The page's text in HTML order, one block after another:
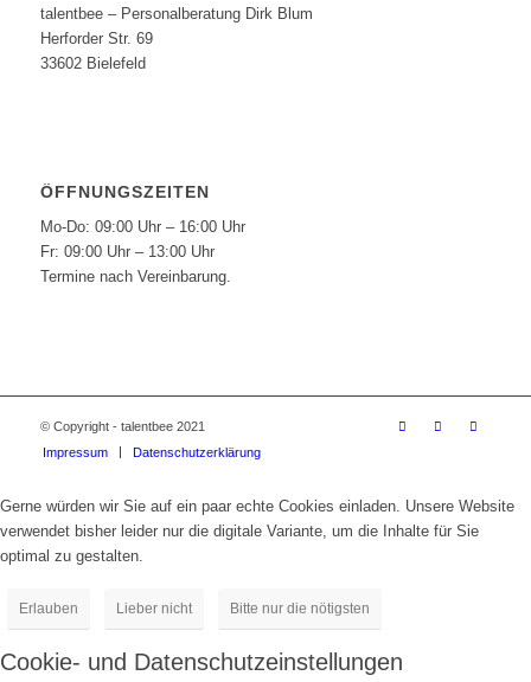
talentbee – Personalberatung Dirk Blum
Herforder Str. 69
33602 Bielefeld
ÖFFNUNGSZEITEN
Mo-Do: 09:00 Uhr – 16:00 Uhr
Fr: 09:00 Uhr – 13:00 Uhr
Termine nach Vereinbarung.
© Copyright - talentbee 2021
Impressum
Datenschutzerklärung
Gerne würden wir Sie auf ein paar echte Cookies einladen. Unsere Website
verwendet bisher leider nur die digitale Variante, um die Inhalte für Sie
optimal zu gestalten.
Erlauben Lieber nicht Bitte nur die nötigsten
Cookie- und Datenschutzeinstellungen